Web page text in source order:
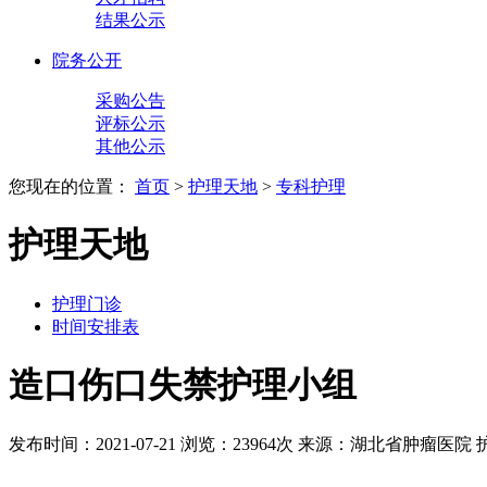
结果公示
院务公开
采购公告
评标公示
其他公示
您现在的位置： 首页 > 护理天地 > 专科护理
护理天地
护理门诊
时间安排表
造口伤口失禁护理小组
发布时间：2021-07-21 浏览：23964次 来源：湖北省肿瘤医院